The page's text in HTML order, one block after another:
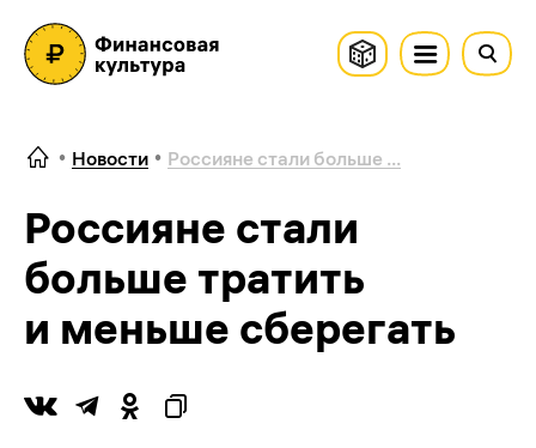
Новости Россияне стали больше ...
Россияне стали
больше тратить
и меньше сберегать